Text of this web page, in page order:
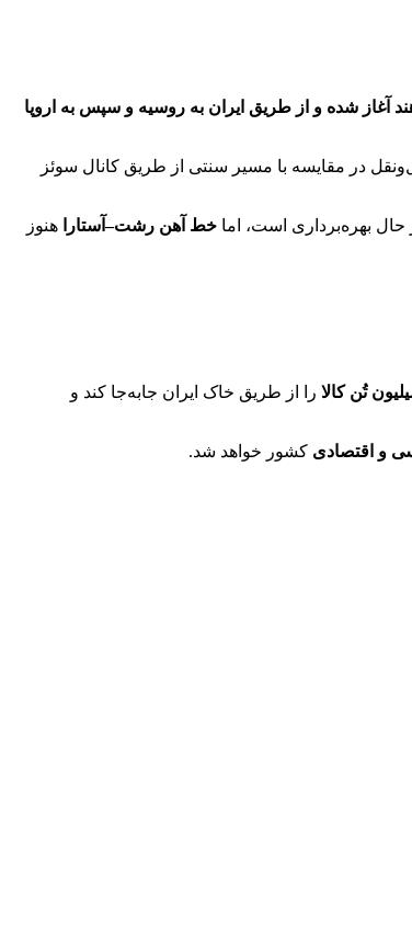
آغاز شده و از طریق ایران به روسیه و سپس به اروپا
در مقایسه با مسیر سنتی از طریق کانال سوئز
بهره‌برداری است، اما خط آهن رشت–آستارا
هنوز
را از طریق خاک ایران جابه‌جا کند و
و اقتصادی کشور خواهد شد.